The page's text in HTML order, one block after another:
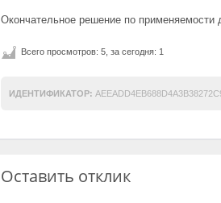
Окончательное решение по применяемости
Всего просмотров: 5, за сегодня: 1
ИДЕНТИФИКАТОР:
Оставить отклик